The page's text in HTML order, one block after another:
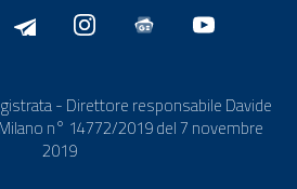
- Direttore responsabile Davide
n° 14772/2019 del 7 novembre
2019